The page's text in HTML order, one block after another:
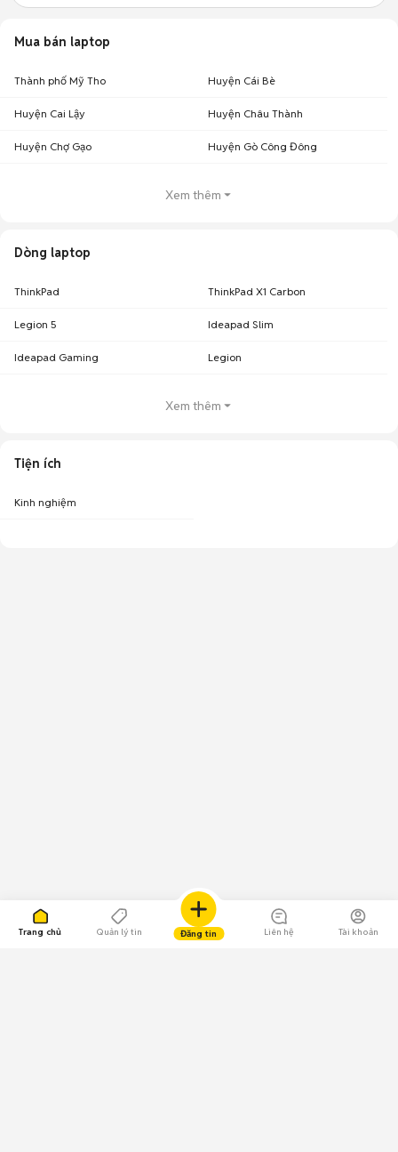
Trang chủ Quản lý tin Đăng tin Liên hệ Tài khoản
Mua bán laptop
Thành phố Mỹ Tho Huyện Cái Bè
Huyện Cai Lậy Huyện Châu Thành
Huyện Chợ Gạo Huyện Gò Công Đông
Xem thêm
Dòng laptop
ThinkPad ThinkPad X1 Carbon
Legion 5 Ideapad Slim
Ideapad Gaming Legion
Xem thêm
Tiện ích
Kinh nghiệm